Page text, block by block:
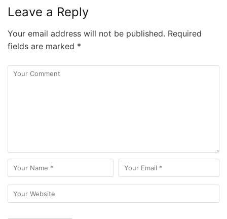
Leave a Reply
Your email address will not be published. Required
fields are marked *